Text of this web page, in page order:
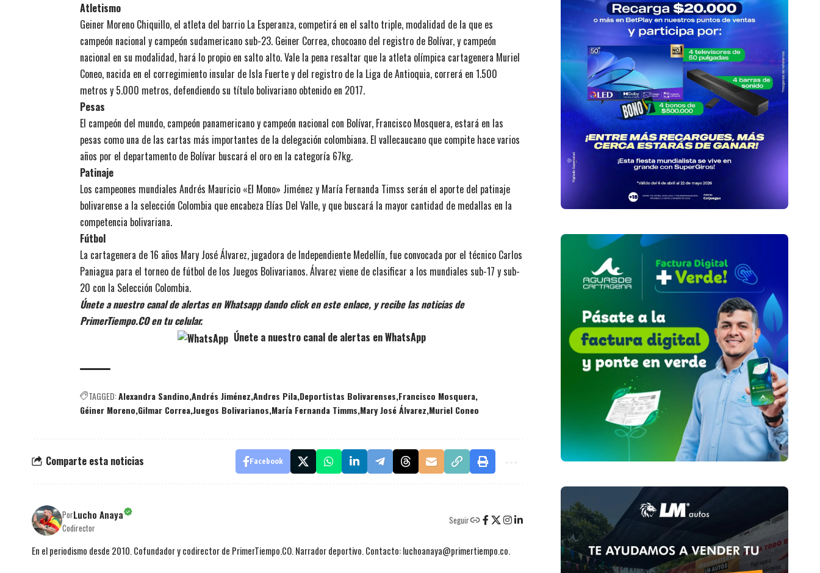
Atletismo
Geiner Moreno Chiquillo, el atleta del barrio La Esperanza, competirá en el salto triple, modalidad de la que es
campeón nacional y campeón sudamericano sub-23. Geiner Correa, chocoano del registro de Bolívar, y campeón
nacional en su modalidad, hará lo propio en salto alto. Vale la pena resaltar que la atleta olímpica cartagenera Muriel
Coneo, nacida en el corregimiento insular de Isla Fuerte y del registro de la Liga de Antioquia, correrá en 1.500
metros y 5.000 metros, defendiendo su título bolivariano obtenido en 2017.
Pesas
El campeón del mundo, campeón panamericano y campeón nacional con Bolívar, Francisco Mosquera, estará en las
pesas como una de las cartas más importantes de la delegación colombiana. El vallecaucano que compite hace varios
años por el departamento de Bolívar buscará el oro en la categoría 67kg.
Patinaje
Los campeones mundiales Andrés Mauricio «El Mono» Jiménez y María Fernanda Timss serán el aporte del patinaje
bolivarense a la selección Colombia que encabeza Elías Del Valle, y que buscará la mayor cantidad de medallas en la
competencia bolivariana.
Fútbol
La cartagenera de 16 años Mary José Álvarez, jugadora de Independiente Medellín, fue convocada por el técnico Carlos
Paniagua para el torneo de fútbol de los Juegos Bolivarianos. Álvarez viene de clasificar a los mundiales sub-17 y sub-
20 con la Selección Colombia.
Únete a nuestro canal de alertas en Whatsapp dando click en este enlace, y recibe las noticias de
PrimerTiempo.CO en tu celular.
Únete a nuestro canal de alertas en WhatsApp
TAGGED:Alexandra Sandino Andrés Jiménez Andres Pila Deportistas Bolivarenses Francisco Mosquera
Géiner Moreno Gilmar CorreaJuegos Bolivarianos María Fernanda Timms Mary José Álvarez Muriel Coneo
Comparte esta noticias Facebook
PorLucho Anaya
Codirector
Seguir
En el periodismo desde 2010. Cofundador y codirector de PrimerTiempo.CO. Narrador deportivo. Contacto: luchoanaya@primertiempo.co.